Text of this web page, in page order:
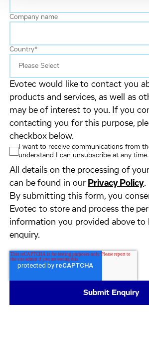
Company name
Country*
Evotec would like to contact you
products and services, as well as
may be of interest to you. If you
contacting you for this purpose,
checkbox below.
I want to receive communications from
understand I can unsubscribe at any time.
All details on the processing of
can be found in our Privacy Policy.
By submitting this form, you
Evotec to store and process the
information you provided above to
enquiry.